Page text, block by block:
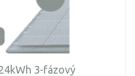
3-fázový